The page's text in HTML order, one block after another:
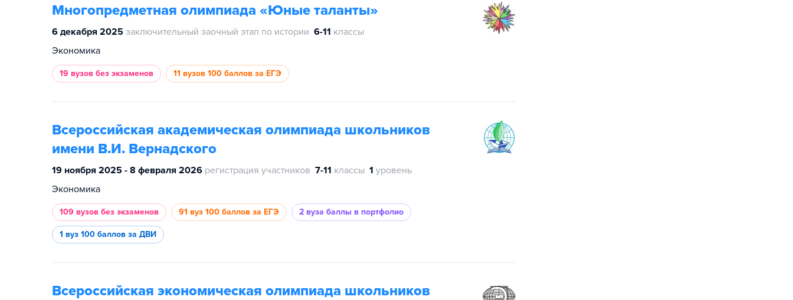
Многопредметная олимпиада «Юные таланты»
6 декабря 2025 заключительный заочный этап по истории 6-11 классы
Экономика
19 вузов без экзаменов 11 вузов 100 баллов за ЕГЭ
Всероссийская академическая олимпиада школьников
имени В.И. Вернадского
19 ноября 2025 - 8 февраля 2026 регистрация участников 7-11 классы 1 уровень
Экономика
109 вузов без экзаменов 91 вуз 100 баллов за ЕГЭ 2 вуза баллы в портфолио
1 вуз 100 баллов за ДВИ
Всероссийская экономическая олимпиада школьников